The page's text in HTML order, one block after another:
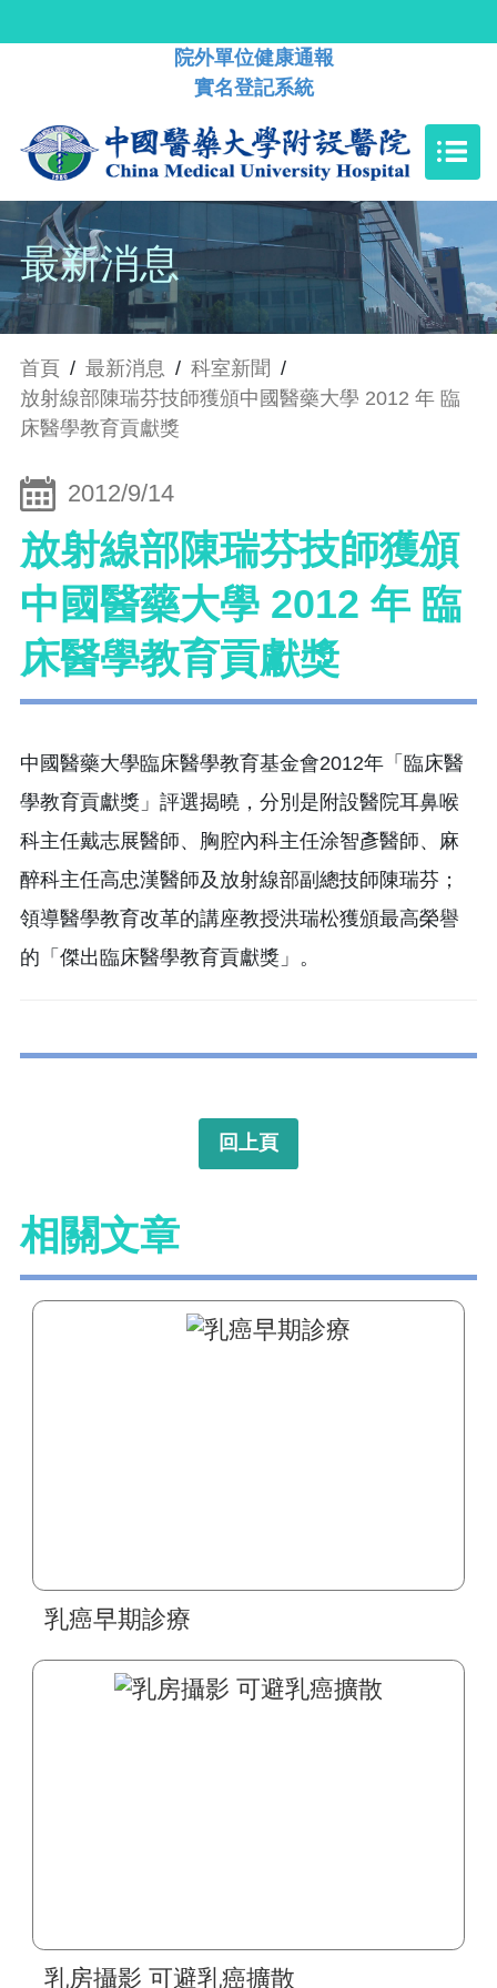
院外單位健康通報
實名登記系統
最新消息
首頁 / 最新消息 / 科室新聞 /
放射線部陳瑞芬技師獲頒中國醫藥大學 2012 年 臨
床醫學教育貢獻獎
2012/9/14
放射線部陳瑞芬技師獲頒
中國醫藥大學 2012 年 臨
床醫學教育貢獻獎
中國醫藥大學臨床醫學教育基金會2012年「臨床醫
學教育貢獻獎」評選揭曉，分別是附設醫院耳鼻喉
科主任戴志展醫師、胸腔內科主任涂智彥醫師、麻
醉科主任高忠漢醫師及放射線部副總技師陳瑞芬；
領導醫學教育改革的講座教授洪瑞松獲頒最高榮譽
的「傑出臨床醫學教育貢獻獎」。
回上頁
相關文章
乳癌早期診療
乳房攝影 可避乳癌擴散